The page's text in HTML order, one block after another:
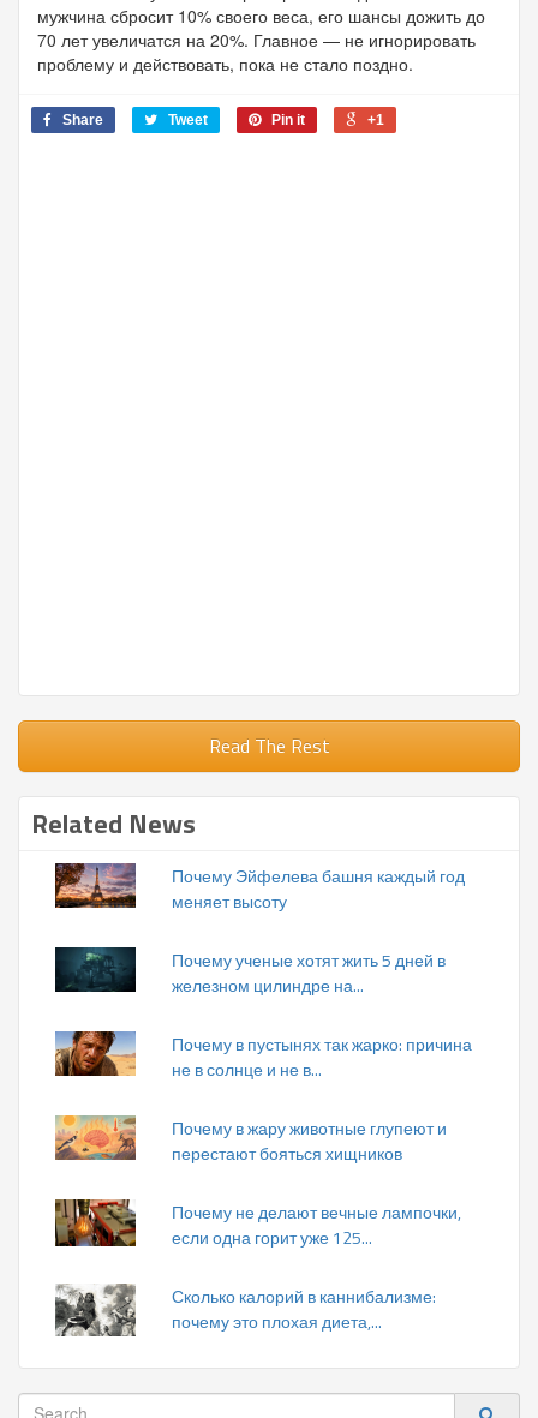
мужчина сбросит 10% своего веса, его шансы дожить до
70 лет увеличатся на 20%. Главное — не игнорировать
проблему и действовать, пока не стало поздно.
Share Tweet Pin it +1
Read The Rest
Related News
Почему Эйфелева башня каждый год
меняет высоту
Почему ученые хотят жить 5 дней в
железном цилиндре на...
Почему в пустынях так жарко: причина
не в солнце и не в...
Почему в жару животные глупеют и
перестают бояться хищников
Почему не делают вечные лампочки,
если одна горит уже 125...
Сколько калорий в каннибализме:
почему это плохая диета,...